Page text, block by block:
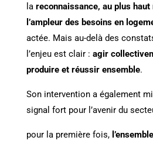
la reconnaissance, au plus haut
l’ampleur des besoins en
actée. Mais au-delà des
l’enjeu est clair : agir
produire et réussir ensemble.
Son intervention a également
signal fort pour l’avenir du
pour la première fois,